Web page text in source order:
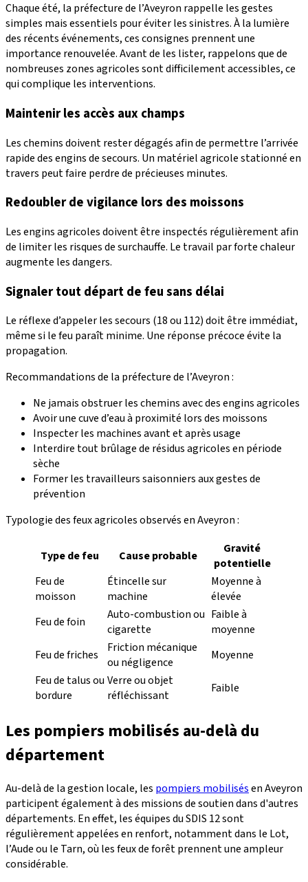
Chaque été, la préfecture de l’Aveyron rappelle les gestes
simples mais essentiels pour éviter les sinistres. À la lumière
des récents événements, ces consignes prennent une
importance renouvelée. Avant de les lister, rappelons que de
nombreuses zones agricoles sont difficilement accessibles, ce
qui complique les interventions.
Maintenir les accès aux champs
Les chemins doivent rester dégagés afin de permettre l’arrivée
rapide des engins de secours. Un matériel agricole stationné en
travers peut faire perdre de précieuses minutes.
Redoubler de vigilance lors des moissons
Les engins agricoles doivent être inspectés régulièrement afin
de limiter les risques de surchauffe. Le travail par forte chaleur
augmente les dangers.
Signaler tout départ de feu sans délai
Le réflexe d’appeler les secours (18 ou 112) doit être immédiat,
même si le feu paraît minime. Une réponse précoce évite la
propagation.
Recommandations de la préfecture de l’Aveyron :
Ne jamais obstruer les chemins avec des engins agricoles
Avoir une cuve d’eau à proximité lors des moissons
Inspecter les machines avant et après usage
Interdire tout brûlage de résidus agricoles en période
sèche
Former les travailleurs saisonniers aux gestes de
prévention
Typologie des feux agricoles observés en Aveyron :
Type de feu Cause probable
Gravité
potentielle
Feu de
moisson
Étincelle sur
machine
Moyenne à
élevée
Feu de foin
Auto-combustion ou
cigarette
Faible à
moyenne
Feu de friches
Friction mécanique
ou négligence
Moyenne
Feu de talus ou
bordure
Verre ou objet
réfléchissant
Faible
Les pompiers mobilisés au-delà du
département
Au-delà de la gestion locale, les pompiers mobilisésen Aveyron
participent également à des missions de soutien dans d'autres
départements. En effet, les équipes du SDIS 12 sont
régulièrement appelées en renfort, notamment dans le Lot,
l’Aude ou le Tarn, où les feux de forêt prennent une ampleur
considérable.